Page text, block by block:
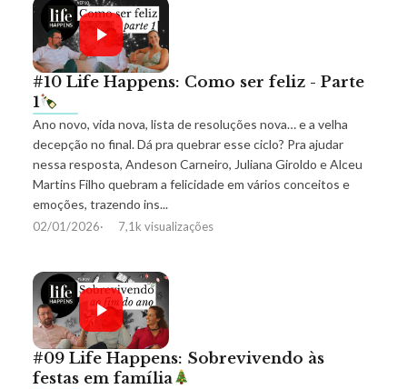
#10 Life Happens: Como ser feliz - Parte
1
Ano novo, vida nova, lista de resoluções nova… e a velha
decepção no final. Dá pra quebrar esse ciclo? Pra ajudar
nessa resposta, Andeson Carneiro, Juliana Giroldo e Alceu
Martins Filho quebram a felicidade em vários conceitos e
emoções, trazendo ins...
02/01/2026 7,1k visualizações
#09 Life Happens: Sobrevivendo às
festas em família